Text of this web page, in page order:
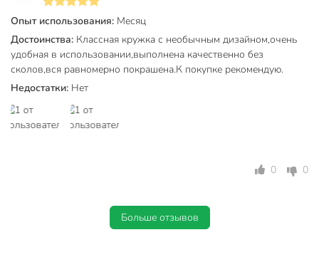
Артикул производителя
Модель
Emerald Green
Вес в упаковке
245 г
Габариты упаковки
Опыт использования: Месяц
Достоинства: Классная кружка с необычным дизайном,очень
удобная в использовании,выполнена качественно без
сколов,вся равномерно покрашена.К покупке рекомендую.
Недостатки: Нет
0 0
Больше отзывов